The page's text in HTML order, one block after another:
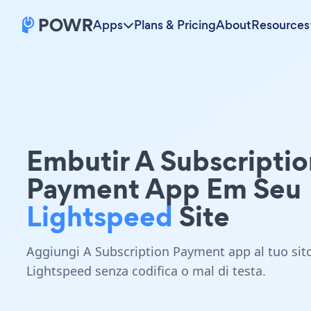
Apps Plans & PricingAboutResources
Embutir A
Payment App Em Seu
LightspeedSite
Aggiungi A Subscription Payment app al tuo
Lightspeed senza codifica o mal di testa.